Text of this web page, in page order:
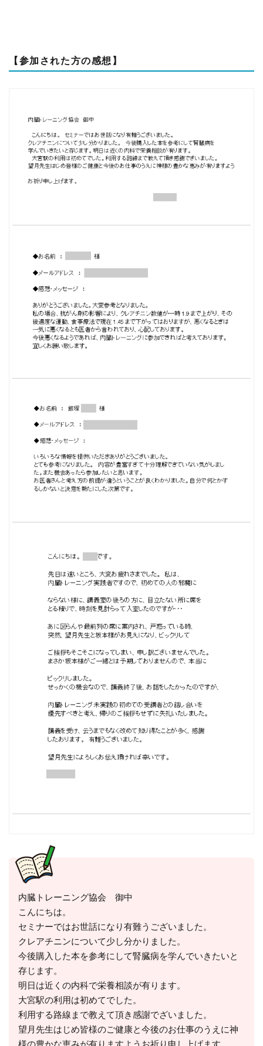
【参加された方の感想】
内臓トレーニング協会 御中
こんにちは。
セミナーではお世話になり有難うございました。
クレアチニンについて少し分かりました。
今後購入した本を参考にして腎臓病を学んでいきたいと
存じます。
明日は近くの内科で栄養相談が有ります。
大宮駅の利用は初めてでした。
利用する路線まで教えて頂き感謝でざいました。
望月先生はじめ皆様のご健康と今後のお仕事のうえに神
様の豊かな恵みが有りますようお祈り申し上げます。